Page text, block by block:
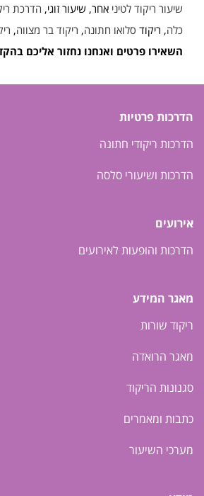
שיעור ריקוד לטיני אחר, שיעור זוגי, הדרכת
כלה, ריקוד סלואו חתונה, ריקוד בר מצווה,
השאירו פרטים ואנחנו נחזור אליכם
הדרכות פרטיות
הדרכות ריקודי חתונה
הדרכות ושיעורי סלסה
אירועים
הדרכות והופעות לאירועים
מאגר המידע
ריקוד שורות
מאגר הרואדה
סגנונות הריקוד
כתבות ומאמרים
מערכי השיעור